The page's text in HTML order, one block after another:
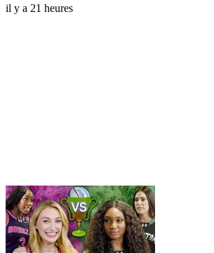
il y a 21 heures